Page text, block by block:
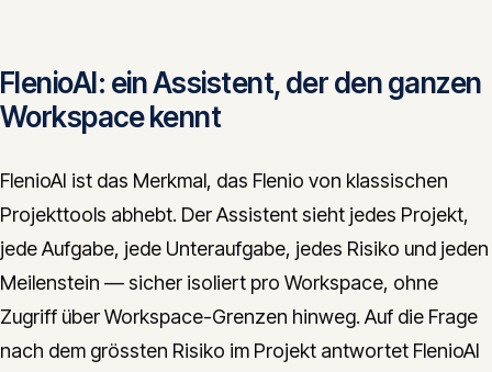
FlenioAI: ein Assistent, der den ganzen
Workspace kennt
FlenioAI ist das Merkmal, das Flenio von klassischen
Projekttools abhebt. Der Assistent sieht jedes Projekt,
jede Aufgabe, jede Unteraufgabe, jedes Risiko und jeden
Meilenstein — sicher isoliert pro Workspace, ohne
Zugriff über Workspace-Grenzen hinweg. Auf die Frage
nach dem grössten Risiko im Projekt antwortet FlenioAI